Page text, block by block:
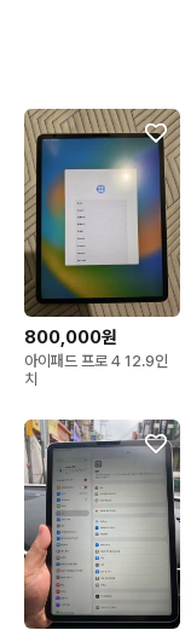
800,000원
아이패드 프로 4 12.9인
치